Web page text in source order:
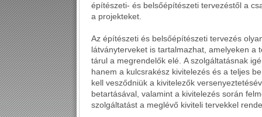
építészeti- és belsőépítészeti tervezéstől a
a projekteket.
Az építészeti és belsőépítészeti tervezés
látványterveket is tartalmazhat, amelyeken a
tárul a megrendelők elé. A szolgáltatásnak
hanem a kulcsrakész kivitelezés és a teljes
kell vesződniük a kivitelezők
betartásával, valamint a kivitelezés során
szolgáltatást a meglévő kiviteli tervekkel